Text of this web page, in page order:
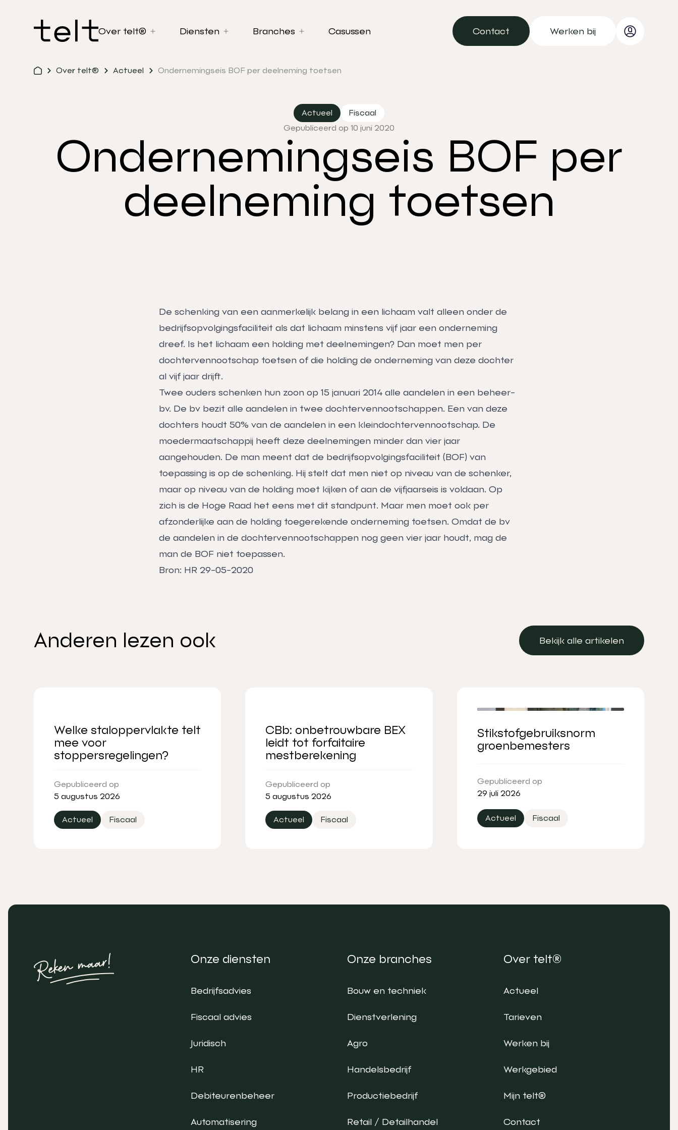
Over telt® Diensten Branches Casussen
Contact
Contact
Werken bij
Over telt® Actueel Ondernemingseis BOF per deelneming toetsen
Actueel
Fiscaal
Gepubliceerd op 10 juni 2020
Ondernemingseis BOF per
deelneming toetsen
De schenking van een aanmerkelijk belang in een lichaam valt alleen onder de
bedrijfsopvolgingsfaciliteit als dat lichaam minstens vijf jaar een onderneming
dreef. Is het lichaam een holding met deelnemingen? Dan moet men per
dochtervennootschap toetsen of die holding de onderneming van deze dochter
al vijf jaar drijft.
Twee ouders schenken hun zoon op 15 januari 2014 alle aandelen in een beheer-
bv. De bv bezit alle aandelen in twee dochtervennootschappen. Een van deze
dochters houdt 50% van de aandelen in een kleindochtervennootschap. De
moedermaatschappij heeft deze deelnemingen minder dan vier jaar
aangehouden. De man meent dat de bedrijfsopvolgingsfaciliteit (BOF) van
toepassing is op de schenking. Hij stelt dat men niet op niveau van de schenker,
maar op niveau van de holding moet kijken of aan de vijfjaarseis is voldaan. Op
zich is de Hoge Raad het eens met dit standpunt. Maar men moet ook per
afzonderlijke aan de holding toegerekende onderneming toetsen. Omdat de bv
de aandelen in de dochtervennootschappen nog geen vier jaar houdt, mag de
man de BOF niet toepassen.
Bron: HR 29-05-2020
Anderen lezen ook
Bekijk alle artikelen
Bekijk alle artikelen
Welke staloppervlakte telt
mee voor
stoppersregelingen?
Gepubliceerd op
5 augustus 2026
Actueel Fiscaal
CBb: onbetrouwbare BEX
leidt tot forfaitaire
mestberekening
Gepubliceerd op
5 augustus 2026
Actueel Fiscaal
Stikstofgebruiksnorm
groenbemesters
Gepubliceerd op
29 juli 2026
Actueel Fiscaal
Onze diensten
Bedrijfsadvies
Fiscaal advies
Juridisch
HR
Debiteurenbeheer
Automatisering
Onze branches
Bouw en techniek
Dienstverlening
Agro
Handelsbedrijf
Productiebedrijf
Retail / Detailhandel
Over telt®
Actueel
Tarieven
Werken bij
Werkgebied
Mijn telt®
Contact